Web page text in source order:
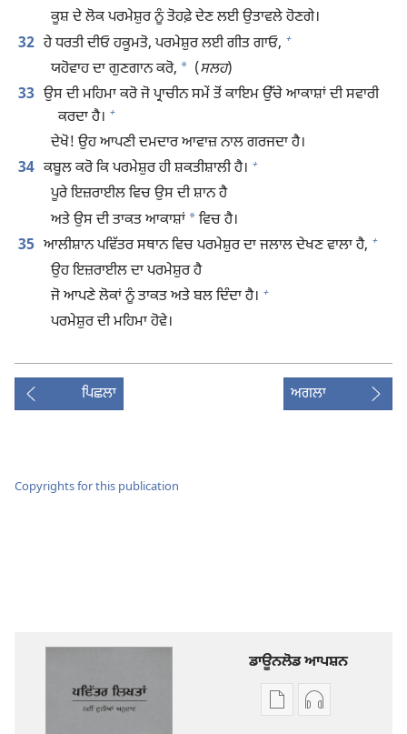
ਕੂਸ਼ ਦੇ ਲੋਕ ਪਰਮੇਸ਼ੁਰ ਨੂੰ ਤੋਹਫ਼ੇ ਦੇਣ ਲਈ ਉਤਾਵਲੇ ਹੋਣਗੇ।
32 ਹੇ ਧਰਤੀ ਦੀਓ ਹਕੂਮਤੋ, ਪਰਮੇਸ਼ੁਰ ਲਈ ਗੀਤ ਗਾਓ, +
ਯਹੋਵਾਹ ਦਾ ਗੁਣਗਾਨ ਕਰੋ, * (ਸਲਹ)
33 ਉਸ ਦੀ ਮਹਿਮਾ ਕਰੋ ਜੋ ਪ੍ਰਾਚੀਨ ਸਮੇਂ ਤੋਂ ਕਾਇਮ ਉੱਚੇ ਆਕਾਸ਼ਾਂ ਦੀ ਸਵਾਰੀ
ਕਰਦਾ ਹੈ। +
ਦੇਖੋ! ਉਹ ਆਪਣੀ ਦਮਦਾਰ ਆਵਾਜ਼ ਨਾਲ ਗਰਜਦਾ ਹੈ।
34 ਕਬੂਲ ਕਰੋ ਕਿ ਪਰਮੇਸ਼ੁਰ ਹੀ ਸ਼ਕਤੀਸ਼ਾਲੀ ਹੈ। +
ਪੂਰੇ ਇਜ਼ਰਾਈਲ ਵਿਚ ਉਸ ਦੀ ਸ਼ਾਨ ਹੈ
ਅਤੇ ਉਸ ਦੀ ਤਾਕਤ ਆਕਾਸ਼ਾਂ *ਵਿਚ ਹੈ।
35 ਆਲੀਸ਼ਾਨ ਪਵਿੱਤਰ ਸਥਾਨ ਵਿਚ ਪਰਮੇਸ਼ੁਰ ਦਾ ਜਲਾਲ ਦੇਖਣ ਵਾਲਾ ਹੈ, +
ਉਹ ਇਜ਼ਰਾਈਲ ਦਾ ਪਰਮੇਸ਼ੁਰ ਹੈ
ਜੋ ਆਪਣੇ ਲੋਕਾਂ ਨੂੰ ਤਾਕਤ ਅਤੇ ਬਲ ਦਿੰਦਾ ਹੈ। +
ਪਰਮੇਸ਼ੁਰ ਦੀ ਮਹਿਮਾ ਹੋਵੇ।
ਪਿਛਲਾ ਅਗਲਾ
Copyrights for this publication
ਡਾਊਨਲੋਡ ਆਪਸ਼ਨ
ਡਿਜੀਟਲਆਡੀਓ